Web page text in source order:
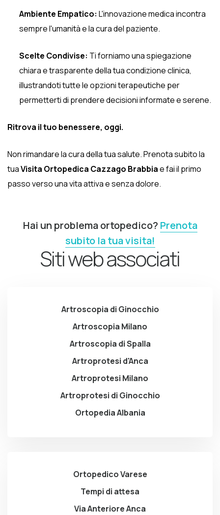
Ambiente Empatico: L'innovazione medica incontra
sempre l'umanità e la cura del paziente.
Scelte Condivise: Ti forniamo una spiegazione
chiara e trasparente della tua condizione clinica,
illustrandoti tutte le opzioni terapeutiche per
permetterti di prendere decisioni informate e serene.
Ritrova il tuo benessere, oggi.
Non rimandare la cura della tua salute. Prenota subito la
tuaVisita Ortopedica Cazzago Brabbiae fai il primo
passo verso una vita attiva e senza dolore.
Hai un problema ortopedico? Prenota
subito la tua visita!
Siti web associati
Artroscopia di Ginocchio
Artroscopia Milano
Artroscopia di Spalla
Artroprotesi d'Anca
Artroprotesi Milano
Artroprotesi di Ginocchio
Ortopedia Albania
Ortopedico Varese
Tempi di attesa
Via Anteriore Anca